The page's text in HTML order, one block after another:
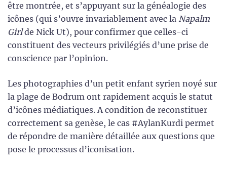
être montrée, et s’appuyant sur la généalogie des
icônes (qui s’ouvre invariablement avec la Napalm
Girlde Nick Ut), pour confirmer que celles-ci
constituent des vecteurs privilégiés d’une prise de
conscience par l’opinion.
Les photographies d’un petit enfant syrien noyé sur
la plage de Bodrum ont rapidement acquis le statut
d’icônes médiatiques. A condition de reconstituer
correctement sa genèse, le cas #AylanKurdi permet
de répondre de manière détaillée aux questions que
pose le processus d’iconisation.